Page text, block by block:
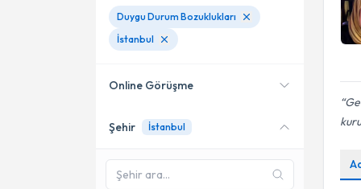
Duygu Durum Bozuklukları
İstanbul
Online Görüşme
Online danışmanlık sunan
Sadeceİstanbul
Şehir İstanbul